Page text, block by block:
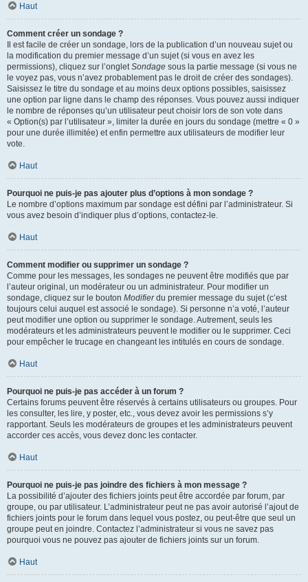
Haut
Comment créer un sondage ?
Il est facile de créer un sondage, lors de la publication d’un nouveau sujet ou
la modification du premier message d’un sujet (si vous en avez les
permissions), cliquez sur l’ongletSondage sous la partie message (si vous ne
le voyez pas, vous n’avez probablement pas le droit de créer des sondages).
Saisissez le titre du sondage et au moins deux options possibles, saisissez
une option par ligne dans le champ des réponses. Vous pouvez aussi indiquer
le nombre de réponses qu’un utilisateur peut choisir lors de son vote dans
« Option(s) par l’utilisateur », limiter la durée en jours du sondage (mettre « 0 »
pour une durée illimitée) et enfin permettre aux utilisateurs de modifier leur
vote.
Haut
Pourquoi ne puis-je pas ajouter plus d’options à mon sondage ?
Le nombre d’options maximum par sondage est défini par l’administrateur. Si
vous avez besoin d’indiquer plus d’options, contactez-le.
Haut
Comment modifier ou supprimer un sondage ?
Comme pour les messages, les sondages ne peuvent être modifiés que par
l’auteur original, un modérateur ou un administrateur. Pour modifier un
sondage, cliquez sur le bouton Modifierdu premier message du sujet (c’est
toujours celui auquel est associé le sondage). Si personne n’a voté, l’auteur
peut modifier une option ou supprimer le sondage. Autrement, seuls les
modérateurs et les administrateurs peuvent le modifier ou le supprimer. Ceci
pour empêcher le trucage en changeant les intitulés en cours de sondage.
Haut
Pourquoi ne puis-je pas accéder à un forum ?
Certains forums peuvent être réservés à certains utilisateurs ou groupes. Pour
les consulter, les lire, y poster, etc., vous devez avoir les permissions s’y
rapportant. Seuls les modérateurs de groupes et les administrateurs peuvent
accorder ces accès, vous devez donc les contacter.
Haut
Pourquoi ne puis-je pas joindre des fichiers à mon message ?
La possibilité d’ajouter des fichiers joints peut être accordée par forum, par
groupe, ou par utilisateur. L’administrateur peut ne pas avoir autorisé l’ajout de
fichiers joints pour le forum dans lequel vous postez, ou peut-être que seul un
groupe peut en joindre. Contactez l’administrateur si vous ne savez pas
pourquoi vous ne pouvez pas ajouter de fichiers joints sur un forum.
Haut